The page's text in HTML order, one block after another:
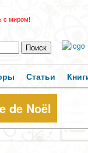
с миром!
Статьи
de Noël